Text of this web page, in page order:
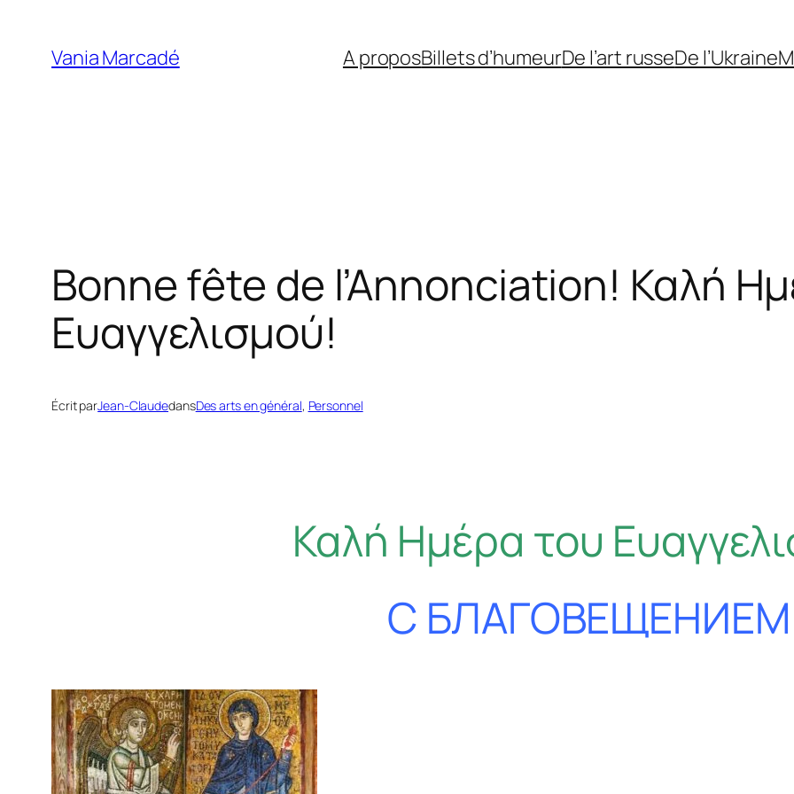
contenu
Vania Marcadé A proposBillets d’humeurDe l’art russeDe l’Ukraine
Bonne fête de l’Annonciation! Καλή
Ευαγγελισμού!
Écrit parJean-ClaudedansDes arts en général, Personnel
Καλή Ημέρα του
С